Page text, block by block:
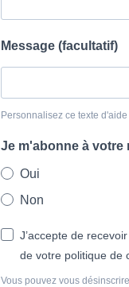
Message (facultatif)
Personnalisez ce texte
Je m'abonne à votre
Oui
Non
J’accepte de
de votre politique de
Vous pouvez vous